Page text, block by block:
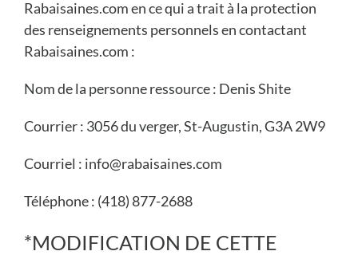
Rabaisaines.com en ce qui a trait à la protection
des renseignements personnels en contactant
Rabaisaines.com :
Nom de la personne ressource : Denis Shite
Courrier : 3056 du verger, St-Augustin, G3A 2W9
Courriel : info@rabaisaines.com
Téléphone : (418) 877-2688
*MODIFICATION DE CETTE